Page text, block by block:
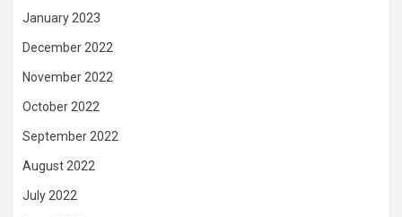
January 2023
December 2022
November 2022
October 2022
September 2022
August 2022
July 2022